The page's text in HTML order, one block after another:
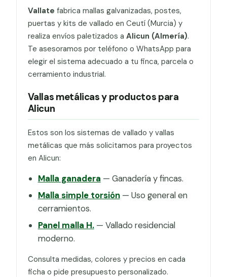
Vallate fabrica mallas galvanizadas, postes,
puertas y kits de vallado en Ceutí (Murcia) y
realiza envíos paletizados a Alicun (Almería).
Te asesoramos por teléfono o WhatsApp para
elegir el sistema adecuado a tu finca, parcela o
cerramiento industrial.
Vallas metálicas y productos para
Alicun
Estos son los sistemas de vallado y vallas
metálicas que más solicitamos para proyectos
en Alicun:
Malla ganadera — Ganadería y fincas.
Malla simple torsión— Uso general en
cerramientos.
Panel malla H.— Vallado residencial
moderno.
Consulta medidas, colores y precios en cada
ficha o pide presupuesto personalizado.